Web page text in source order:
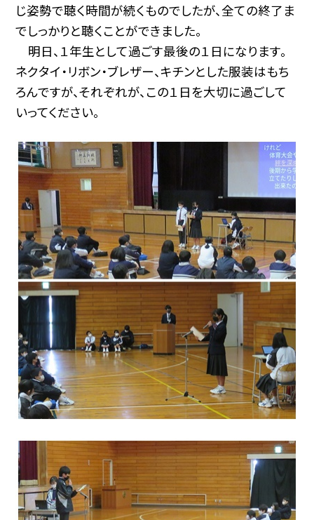
じ姿勢で聴く時間が続くものでしたが、全ての終了ま
でしっかりと聴くことができました。
明日、１年生として過ごす最後の１日になります。
ネクタイ・リボン・ブレザー、キチンとした服装はもち
ろんですが、それぞれが、この１日を大切に過ごして
いってください。